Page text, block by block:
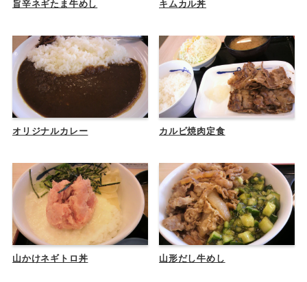
旨辛ネギたま牛めし キムカル丼
オリジナルカレー カルビ焼肉定食
山かけネギトロ丼 山形だし牛めし